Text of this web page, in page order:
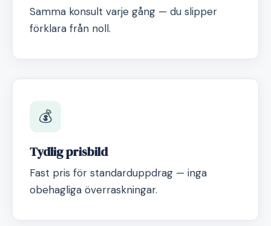
Samma konsult varje gång — du slipper
förklara från noll.
💰
Tydlig prisbild
Fast pris för standarduppdrag — inga
obehagliga överraskningar.